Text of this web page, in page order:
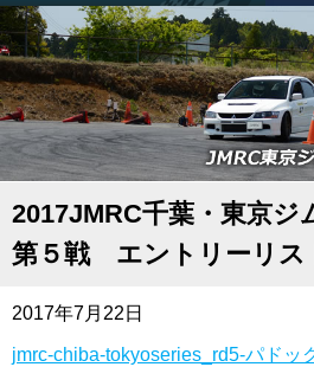
2017JMRC千葉・東京ジ
第５戦 エントリーリス
2017年7月22日
jmrc-chiba-tokyoseries_rd5-パドッ